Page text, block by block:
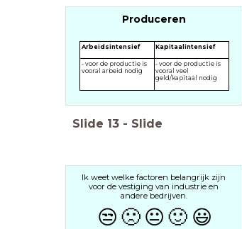
Produceren
Arbeidsintensief Kapitaalintensief
- voor de productie is
vooral arbeid nodig
- voor de productie is
vooral veel
geld/kapitaal nodig
Slide 13 - Slide
Ik weet welke factoren belangrijk zijn
voor de vestiging van industrie en
andere bedrijven.
😒 🙁 😐 🙂 😃